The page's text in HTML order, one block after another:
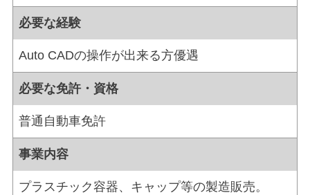
必要な経験
Auto CADの操作が出来る方優遇
必要な免許・資格
普通自動車免許
事業内容
プラスチック容器、キャップ等の製造販売。